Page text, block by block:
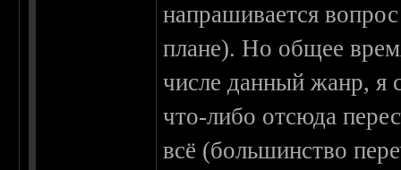
напрашивается
плане). Но общее
числе данный жанр, я
что-либо отсюда
всё (большинство